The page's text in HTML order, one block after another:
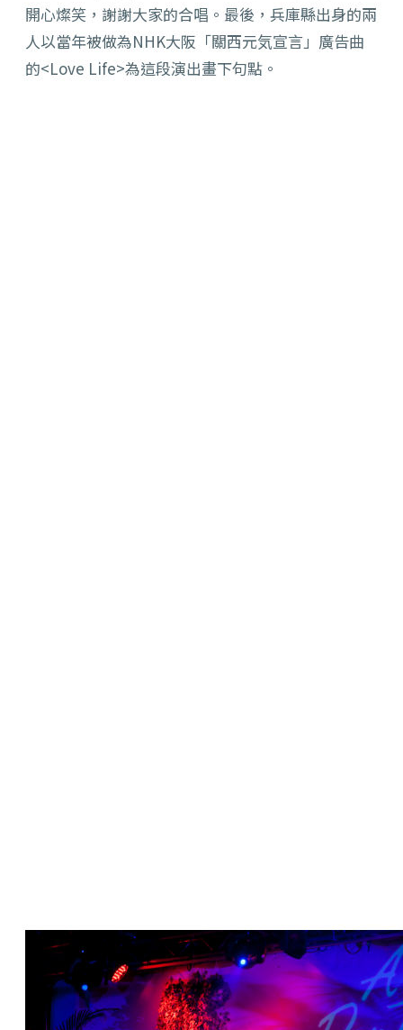
開心燦笑，謝謝大家的合唱。最後，兵庫縣出身的兩
人以當年被做為NHK大阪「關西元気宣言」廣告曲
的<Love Life>為這段演出畫下句點。